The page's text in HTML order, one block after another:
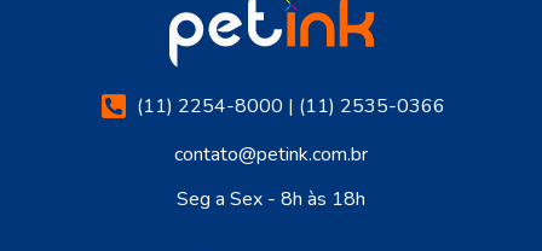
(11) 2254-8000 | (11) 2535-0366
contato@petink.com.br
Seg a Sex - 8h às 18h